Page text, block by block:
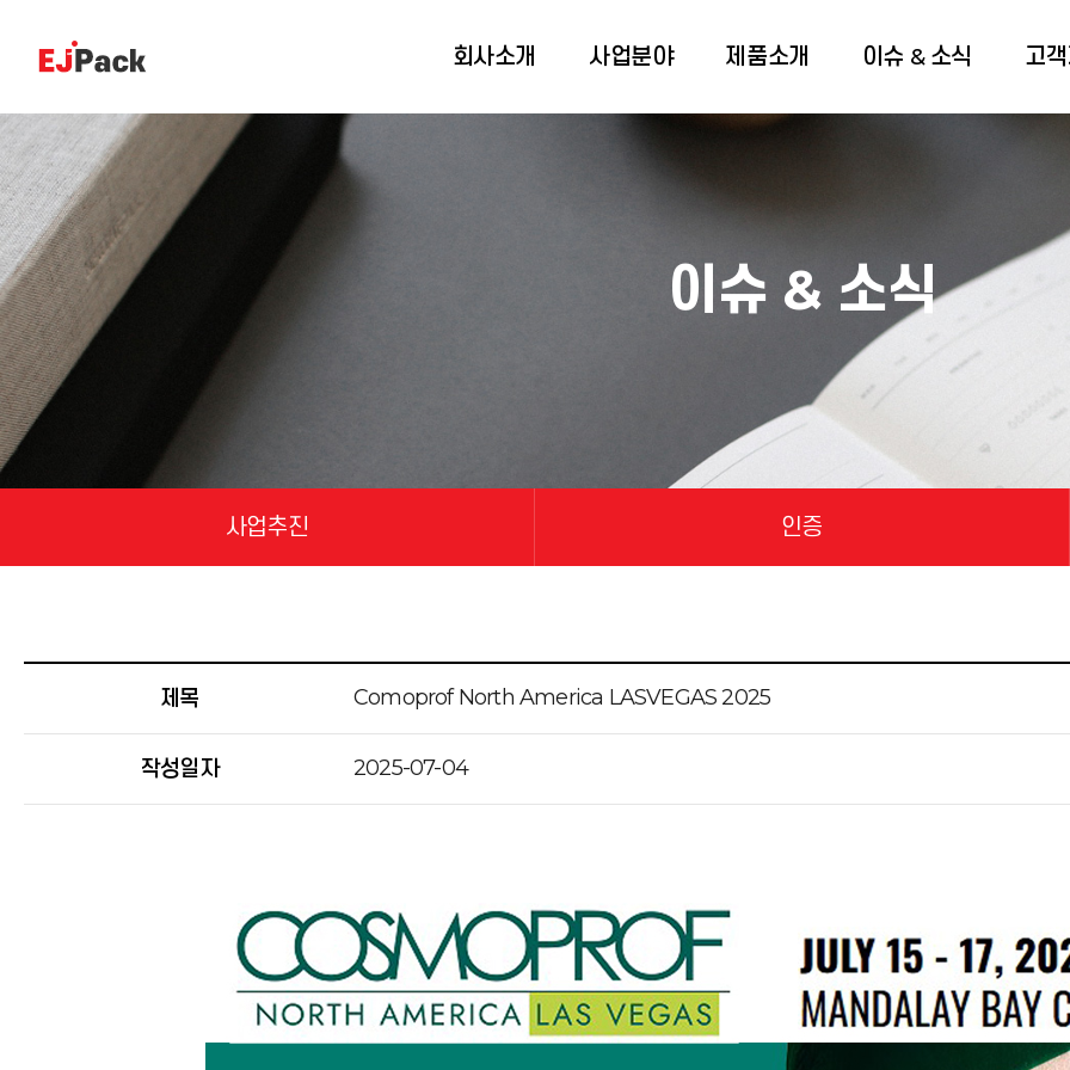
회사소개 사업분야 제품소개 이슈 & 소식 고
이슈 & 소식
사업추진 인증
제목 Comoprof North America LASVEGAS 2025
작성일자 2025-07-04